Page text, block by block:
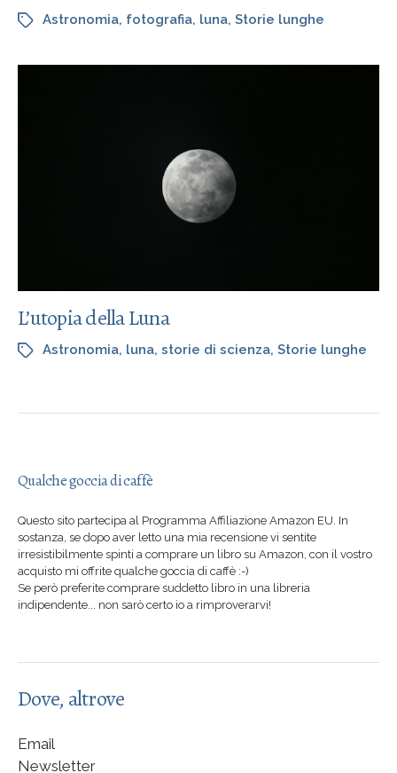
Astronomia, fotografia, luna, Storie lunghe
L’utopia della Luna
Astronomia, luna, storie di scienza, Storie lunghe
Qualche goccia di caffè
Questo sito partecipa al Programma Affiliazione Amazon EU. In
sostanza, se dopo aver letto una mia recensione vi sentite
irresistibilmente spinti a comprare un libro su Amazon, con il vostro
acquisto mi offrite qualche goccia di caffè :-)
Se però preferite comprare suddetto libro in una libreria
indipendente... non sarò certo io a rimproverarvi!
Dove, altrove
Email
Newsletter